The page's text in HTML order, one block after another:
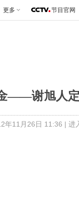
更多 节目官网
——谢旭人定
年11月26日 11:36 | 进